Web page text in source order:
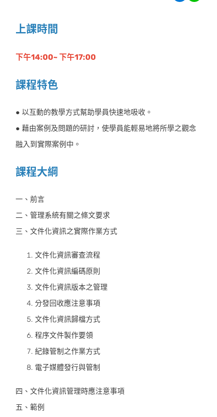
上課時間
下午14:00~ 下午17:00
課程特色
● 以互動的教學方式幫助學員快速地吸收。
● 藉由案例及問題的研討，使學員能輕易地將所學之觀念
融入到實際案例中。
課程大綱
一、前言
二、管理系統有關之條文要求
三、文件化資訊之實際作業方式
文件化資訊審查流程
文件化資訊編碼原則
文件化資訊版本之管理
分發回收應注意事項
文件化資訊歸檔方式
程序文件製作要領
紀錄管制之作業方式
電子媒體發行與管制
四、文件化資訊管理時應注意事項
五、範例